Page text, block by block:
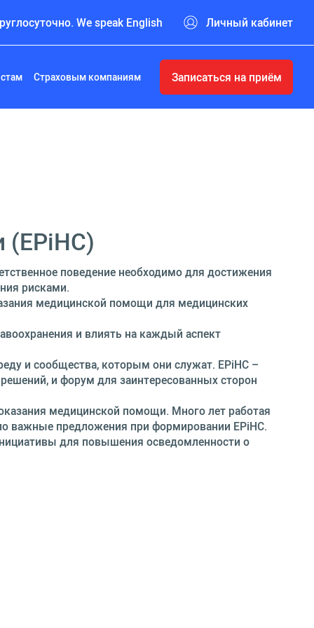
We speak English Личный кабинет
Страховым компаниям Записаться на приём
поведение необходимо для достижения
рисками.
медицинской помощи для медицинских
и влиять на каждый аспект
и сообщества, которым они служат. EPiHC –
и форум для заинтересованных сторон
медицинской помощи. Много лет работая
важные предложения при формировании EPiHC.
для повышения осведомленности о